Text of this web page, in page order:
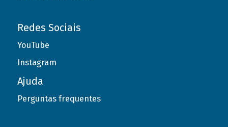
Redes Sociais
YouTube
Instagram
Ajuda
Perguntas frequentes